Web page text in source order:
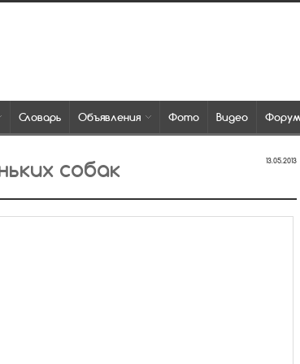
Словарь Объявления Фото Видео Форум
13.05.2013
собак